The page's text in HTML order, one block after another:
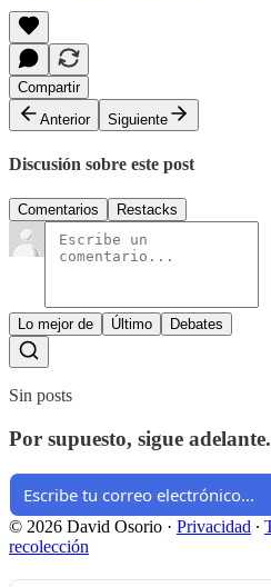
Compartir
Anterior
Siguiente
Discusión sobre este post
Comentarios Restacks
Lo mejor de Último Debates
Sin posts
Por supuesto, sigue adelante.
© 2026 David Osorio · Privacidad ∙
recolección